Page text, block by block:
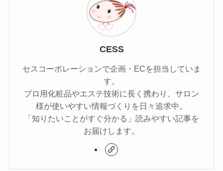
CESS
セスコーポレーションで企画・ECを担当していま
す。
プロ用化粧品やエステ技術に長く携わり、サロン
様が使いやすい情報づくりを日々追求中。
「知りたいことがすぐ分かる」読みやすい記事を
お届けします。